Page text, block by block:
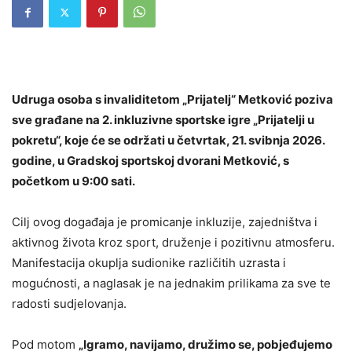
Udruga osoba s invaliditetom „Prijatelj“ Metković poziva
sve građane na 2. inkluzivne sportske igre „Prijatelji u
pokretu“, koje će se održati u četvrtak, 21. svibnja 2026.
godine, u Gradskoj sportskoj dvorani Metković, s
početkom u 9:00 sati.
Cilj ovog događaja je promicanje inkluzije, zajedništva i
aktivnog života kroz sport, druženje i pozitivnu atmosferu.
Manifestacija okuplja sudionike različitih uzrasta i
mogućnosti, a naglasak je na jednakim prilikama za sve te
radosti sudjelovanja.
Pod motom „Igramo, navijamo, družimo se, pobjeđujemo